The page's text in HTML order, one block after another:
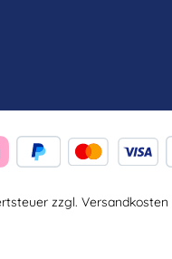
zzgl. Versandkosten